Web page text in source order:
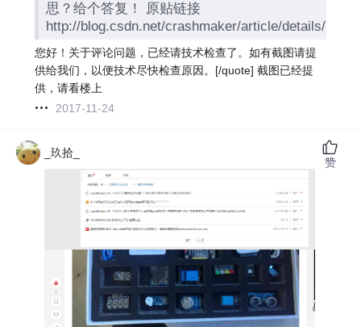
思？给个答复！ 原贴链接
http://blog.csdn.net/crashmaker/article/details/
您好！关于评论问题，已经请技术检查了。如有截图请提
供给我们，以便技术尽快检查原因。[/quote] 截图已经提
供，请看楼上
2017-11-24
_玖拾_
赞